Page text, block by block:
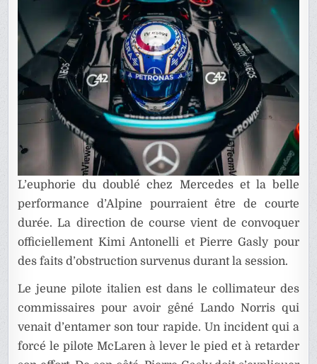
L’euphorie du doublé chez Mercedes et la belle
performance d’Alpine pourraient être de courte
durée. La direction de course vient de convoquer
officiellement Kimi Antonelli et Pierre Gasly pour
des faits d’obstruction survenus durant la session.
Le jeune pilote italien est dans le collimateur des
commissaires pour avoir gêné Lando Norris qui
venait d’entamer son tour rapide. Un incident qui a
forcé le pilote McLaren à lever le pied et à retarder